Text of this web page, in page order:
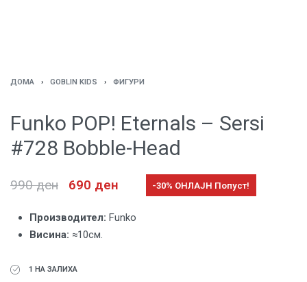
ДОМА › GOBLIN KIDS › ФИГУРИ
Funko POP! Eternals – Sersi
#728 Bobble-Head
990ден 690 ден -30% ОНЛАЈН Попуст!
Производител: Funko
Висина: ≈10см.
1 НА ЗАЛИХА